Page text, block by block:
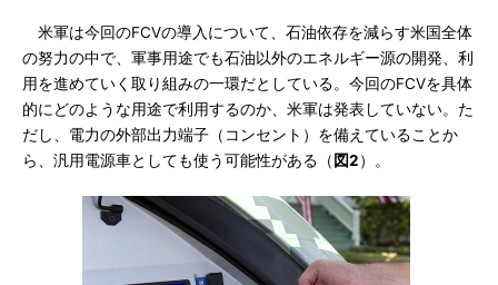
米軍は今回のFCVの導入について、石油依存を減らす米国全体
の努力の中で、軍事用途でも石油以外のエネルギー源の開発、利
用を進めていく取り組みの一環だとしている。今回のFCVを具体
的にどのような用途で利用するのか、米軍は発表していない。た
だし、電力の外部出力端子（コンセント）を備えていることか
ら、汎用電源車としても使う可能性がある（図2）。